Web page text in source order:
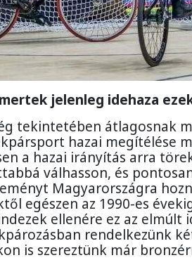
jelenleg idehaza
tekintetében átlagosnak
hazai megítélése
a hazai irányítás arra
válhasson, és
Magyarországra
egészen az 1990-es
ellenére ez az elmúlt
rendelkezünk
is szereztünk már